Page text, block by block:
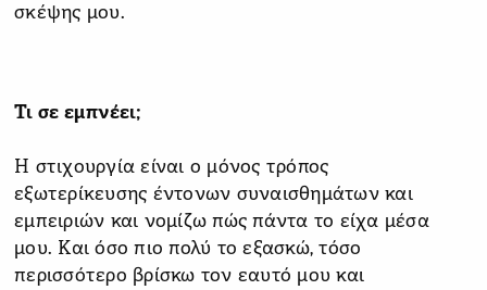
σκέψης μου.
Τι σε εμπνέει;
Η στιχουργία είναι ο μόνος τρόπος
εξωτερίκευσης έντονων συναισθημάτων και
εμπειριών και νομίζω πώς πάντα το είχα μέσα
μου. Και όσο πιο πολύ το εξασκώ, τόσο
περισσότερο βρίσκω τον εαυτό μου και